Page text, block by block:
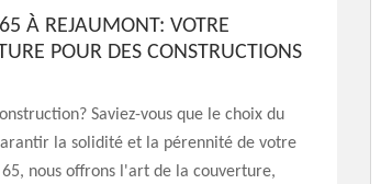
À REJAUMONT: VOTRE
POUR DES CONSTRUCTIONS
Saviez-vous que le choix du
la solidité et la pérennité de votre
nous offrons l'art de la couverture,